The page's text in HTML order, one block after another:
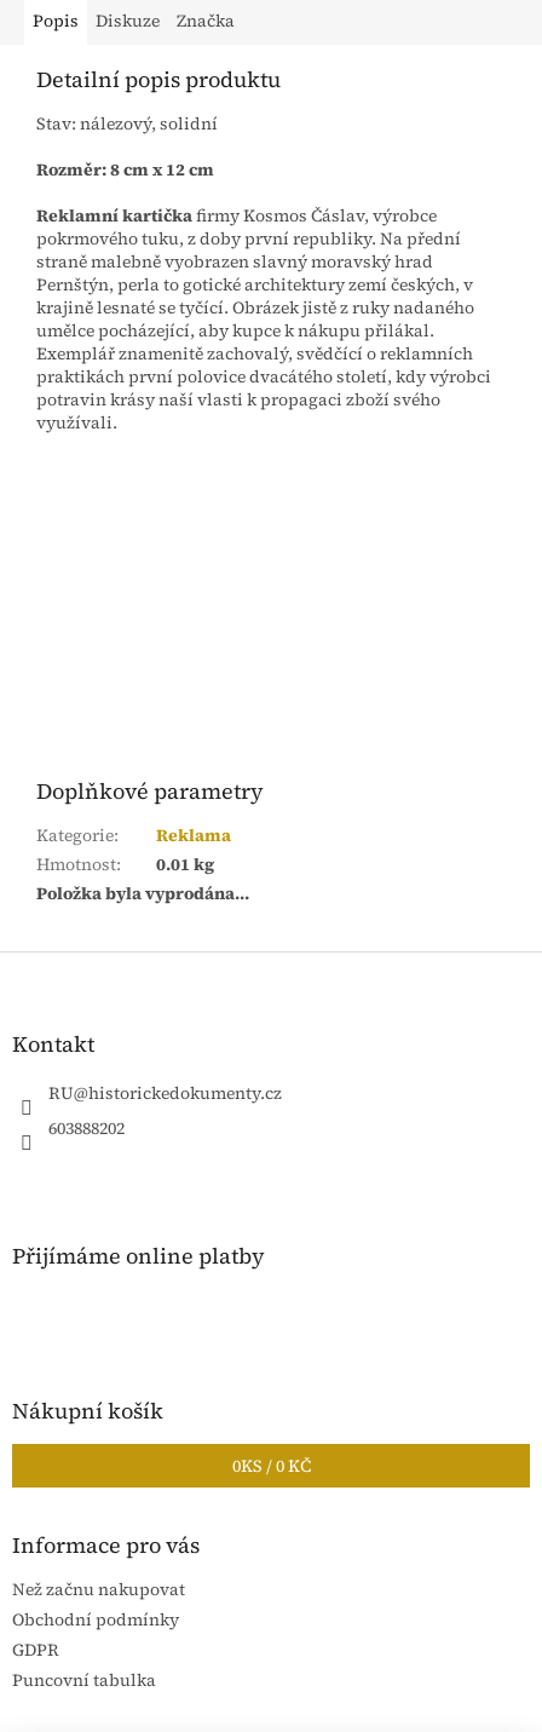
Popis Diskuze Značka
Detailní popis produktu
Stav: nálezový, solidní
Rozměr: 8 cm x 12 cm
Reklamní kartičkafirmy Kosmos Čáslav, výrobce
pokrmového tuku, z doby první republiky. Na přední
straně malebně vyobrazen slavný moravský hrad
Pernštýn, perla to gotické architektury zemí českých, v
krajině lesnaté se tyčící. Obrázek jistě z ruky nadaného
umělce pocházející, aby kupce k nákupu přilákal.
Exemplář znamenitě zachovalý, svědčící o reklamních
praktikách první polovice dvacátého století, kdy výrobci
potravin krásy naší vlasti k propagaci zboží svého
využívali.
Doplňkové parametry
Kategorie:
Reklama
Hmotnost:
0.01 kg
Položka byla vyprodána…
Z
Kontakt
RU@historickedokumenty.cz
603888202
Přijímáme online platby
Nákupní košík
0KS /0 KČ
Informace pro vás
Než začnu nakupovat
Obchodní podmínky
GDPR
Puncovní tabulka